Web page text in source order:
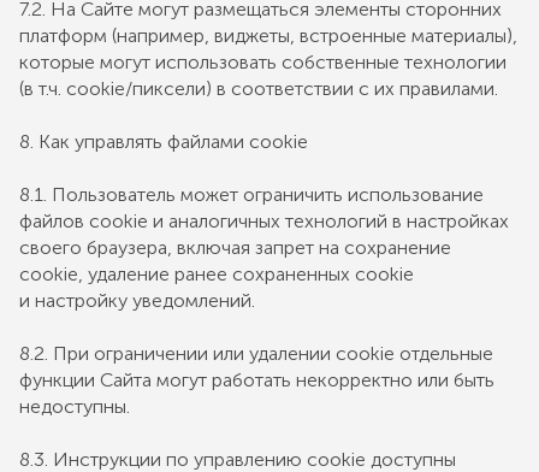
7.2. На Сайте могут размещаться элементы сторонних
платформ (например, виджеты, встроенные материалы),
которые могут использовать собственные технологии
(в т.ч. cookie/пиксели) в соответствии с их правилами.
8. Как управлять файлами cookie
8.1. Пользователь может ограничить использование
файлов cookie и аналогичных технологий в настройках
своего браузера, включая запрет на сохранение
cookie, удаление ранее сохраненных cookie
и настройку уведомлений.
8.2. При ограничении или удалении cookie отдельные
функции Сайта могут работать некорректно или быть
недоступны.
8.3. Инструкции по управлению cookie доступны